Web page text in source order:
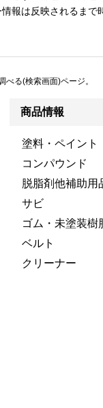
報は反映されるまで
べる(検索画面)ページ。
商品情報
塗料・ペイント
コンパウンド
脱脂剤他補助用
サビ
ゴム・未塗装樹
ベルト
クリーナー